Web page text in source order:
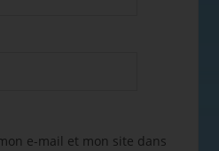
e-mail et mon site dans